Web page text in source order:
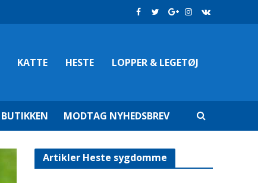
KATTE HESTE LOPPER & LEGETØJ
BUTIKKEN MODTAG NYHEDSBREV
Artikler Heste sygdomme